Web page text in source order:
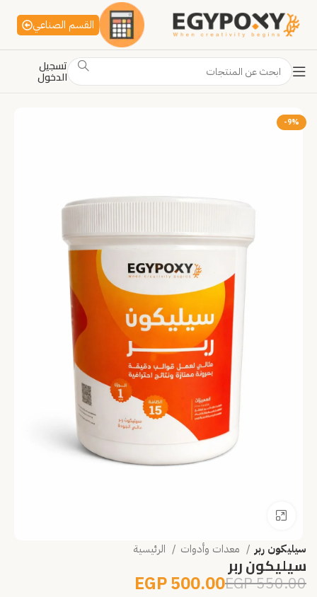
القسم الصناعي
تسجيل
الدخول
-9%
سيليكون ربر
سيليكون ربر
550.00
EGP
500.00
EGP